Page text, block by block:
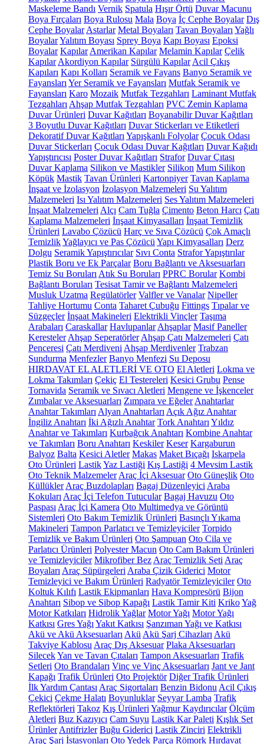
Maskeleme Bandı Vernik Spatula Hışır Örtü Duvar Macunu
Boya Fırçaları Boya Rulosu Mala Boya İç Cephe Boyalar Dış
Cephe Boyalar Astarlar Metal Boyaları Tavan Boyaları Yağlı
BoyalarYalıtım Boyası Sprey Boya Kapı Boyası Epoksi
Boyalar Kapılar Amerikan Kapılar Melamin Kapılar Çelik
Kapılar Akordiyon Kapılar Sürgülü Kapılar Acil Çıkış
Kapıları Kapı Kolları Seramik ve Fayans Banyo Seramik ve
Fayansları Yer Seramik ve Fayansları Mutfak Seramik ve
Fayansları Karo Mozaik Mutfak Tezgahları Laminant Mutfak
Tezgahları Ahşap Mutfak Tezgahları PVC Zemin Kaplama
Duvar Ürünleri Duvar Kağıtları Boyanabilir Duvar Kağıtları
3 Boyutlu Duvar Kağıtları Duvar Stickerları ve Etiketleri
Dekoratif Duvar Kağıtları Yapışkanlı Folyolar Çocuk Odası
Duvar Stickerları Çocuk Odası Duvar Kağıtları Duvar Kağıdı
Yapıştırıcısı Poster Duvar Kağıtları Strafor Duvar Çıtası
Duvar Kaplama Silikon ve Mastikler Silikon Mum Silikon
Köpük Mastik Tavan Ürünleri Kartonpiyer Tavan Kaplama
İnşaat ve İzolasyon İzolasyon Malzemeleri Su Yalıtım
Malzemeleri Isı Yalıtım Malzemeleri Ses Yalıtım Malzemeleri
İnşaat Malzemeleri Alçı Cam Tuğla Çimento Beton Harcı Çatı
Kaplama Malzemeleri İnşaat Kimyasalları İnşaat Temizlik
Ürünleri Lavabo Çözücü Harç ve Sıva Çözücü Çok Amaçlı
TemizlikYağlayıcı ve Pas Çözücü Yapı Kimyasalları Derz
Dolgu Seramik Yapıştırıcılar Sıvı Conta Strafor Yapıştırılar
Plastik Boru ve Ek Parçalar Boru Bağlantı ve Aksesuarları
Temiz Su Boruları Atık Su Boruları PPRC Borular Kombi
Bağlantı Boruları Tesisat Tamir ve Bağlantı Malzemeleri
Musluk Uzatma Regülatörler Valfler ve Vanalar Nipeller
Tahliye Hortumu Conta Taharet Çubuğu Fittings Tıpalar ve
Süzgeçler İnşaat Makineleri Elektrikli Vinçler Taşıma
Arabaları Caraskallar Havlupanlar Ahşaplar Masif Paneller
Keresteler Ahşap Seperatörler Ahşap Çatı Malzemeleri Çatı
Penceresi Çatı Merdiveni Ahşap Merdivenler Trabzan
Sundurma Menfezler Banyo Menfezi Su Deposu
HIRDAVAT EL ALETLERİ VE OTO El Aletleri Lokma ve
Lokma Takımları Çekiç El Testereleri Kesici Grubu Pense
Tornavida Seramik ve Sıvacı Aletleri Mengene ve İşkenceler
Zımbalar ve Aksesuarları Zımpara ve Eğeler Anahtarlar
Anahtar Takımları Alyan Anahtarları Açık Ağız Anahtar
İngiliz Anahtarı İki Ağızlı Anahtar Tork Anahtarı Yıldız
Anahtar ve Takımları Kurbağcık Anahtarı Kombine Anahtar
ve Takımları Boru Anahtarı Keskiler Keser Kargaburun
Balyoz Balta Kesici Aletler Makas Maket Bıçağı Iskarpela
Oto Ürünleri LastikYaz Lastiği Kış Lastiği 4 Mevsim Lastik
Oto Teknik Malzemeler Araç İçi Aksesuar Oto Güneşlik Oto
Küllükler Araç Buzdolapları Bagaj Düzenleyici Araba
Kokuları Araç İçi Telefon Tutucular Bagaj Havuzu Oto
Paspası Araç İçi Kamera Oto Multimedya ve Görüntü
Sistemleri Oto Bakım Temizlik Ürünleri Basınçlı Yıkama
Makineleri Tampon Parlatıcı ve Temizleyiciler Torpido
Temizlik ve Bakım Ürünleri Oto Şampuan Oto Cila ve
Parlatıcı Ürünleri Polyester Macun Oto Cam Bakım Ürünleri
ve Temizleyiciler Mikrofiber Bez Araç Temizlik Seti Araç
Boyaları Araç Süpürgeleri Araba Çizik Giderici Motor
Temizleyici ve Bakım Ürünleri Radyatör Temizleyiciler Oto
Koltuk Kılıfı Lastik Ekipmanları Hava Kompresörü Bijon
Anahtarı Sibop ve Sibop Kapağı Lastik Tamir Kiti KrikoYağ
Motor Katkıları Hidrolik Yağlar Motor Yağı Motor Yağı
Katkısı Gres Yağı Yakıt Katkısı Şanzıman Yağı ve Katkısı
Akü ve Akü Aksesuarları Akü Akü Şarj Cihazları Akü
Takviye Kablosu Araç Dış Aksesuar Plaka Aksesuarları
SilecekYan ve Tavan Çıtaları Tampon Aksesuarları Trafik
Setleri Oto Brandaları Vinç ve Vinç Aksesuarları Jant ve Jant
Kapağı Trafik Ürünleri Oto Projektör Diğer Trafik Ürünleri
İlk Yardım Çantası Araç Sigortaları Benzin Bidonu Acil Çıkış
Çekici Çekme Halatı Boyunluklar Seyyar Lamba Trafik
Reflektörleri Takoz Kış Ürünleri Yağmur Kaydırıcılar Ölçüm
Aletleri Buz Kazıyıcı Cam Suyu Lastik Kar Paleti Kışlık Set
Ürünler Antifrizler Buğu Giderici Lastik Zinciri Elektrikli
Araç Şarj İstasyonları Oto Yedek Parça Römork Hırdavat